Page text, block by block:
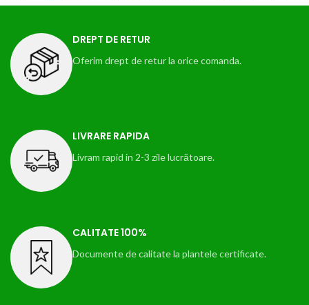
DREPT DE RETUR
Oferim drept de retur la orice comanda.
LIVRARE RAPIDA
Livram rapid in 2-3 zile lucrătoare.
CALITATE 100%
Documente de calitate la plantele certificate.